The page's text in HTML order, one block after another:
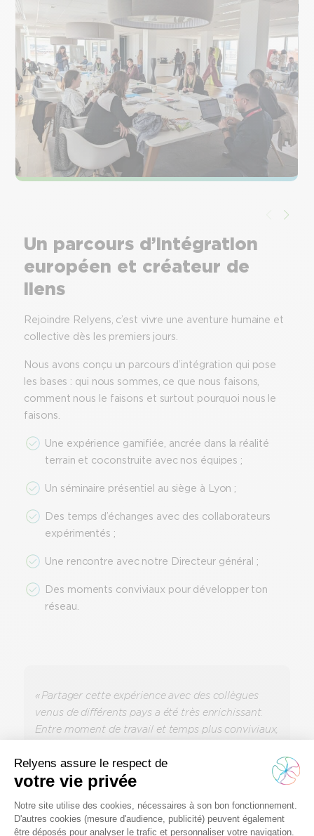
Un parcours d’intégration
européen et créateur de
liens
Rejoindre Relyens, c’est vivre une aventure humaine et
collective dès les premiers jours.
Nous avons conçu un parcours d’intégration qui pose
les bases : qui nous sommes, ce que nous faisons,
comment nous le faisons et surtout pourquoi nous le
faisons.
Une expérience gamifiée, ancrée dans la réalité
terrain et coconstruite avec nos équipes ;
Un séminaire présentiel au siège à Lyon ;
Des temps d’échanges avec des collaborateurs
expérimentés ;
Une rencontre avec notre Directeur général ;
Des moments conviviaux pour développer ton
réseau.
« Partager cette expérience avec des collègues
venus de différents pays a été très enrichissant.
Entre moment de travail et temps plus conviviaux,
organisation et les liens entre ses différentes
entités.
Relyens et m’a surtout permis de créer des liens
amicaux en dehors de mon périmètre de travail.